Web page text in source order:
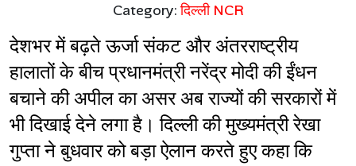
Category:दिल्ली NCR
देशभर में बढ़ते ऊर्जा संकट और अंतरराष्ट्रीय
हालातों के बीच प्रधानमंत्री नरेंद्र मोदी की ईंधन
बचाने की अपील का असर अब राज्यों की सरकारों में
भी दिखाई देने लगा है। दिल्ली की मुख्यमंत्री रेखा
गुप्ता ने बुधवार को बड़ा ऐलान करते हुए कहा कि